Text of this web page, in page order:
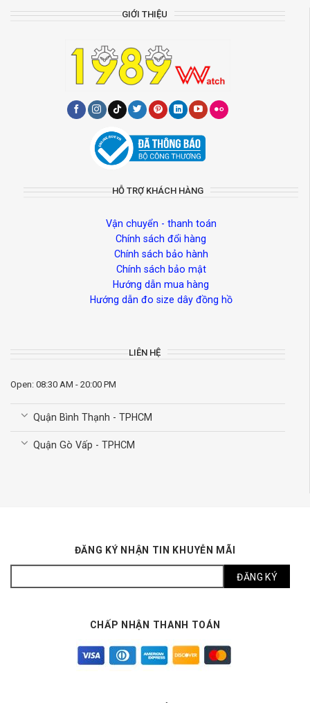
GIỚI THIỆU
HỖ TRỢ KHÁCH HÀNG
Vận chuyển - thanh toán
Chính sách đổi hàng
Chính sách bảo hành
Chính sách bảo mật
Hướng dẫn mua hàng
Hướng dẫn đo size dây đồng hồ
LIÊN HỆ
Open: 08:30 AM - 20:00 PM
Quận Bình Thạnh - TPHCM
Quận Gò Vấp - TPHCM
ĐĂNG KÝ NHẬN TIN KHUYỄN MÃI
CHẤP NHẬN THANH TOÁN